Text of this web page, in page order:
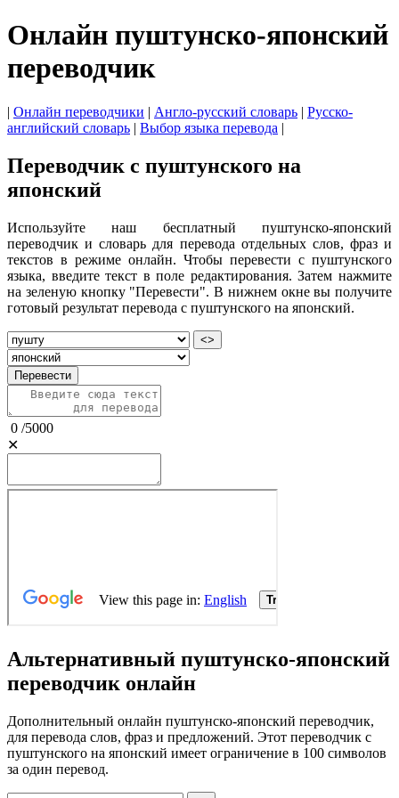
Онлайн пуштунско-японский
переводчик
| Онлайн переводчики | Англо-русский словарь | Русско-
английский словарь | Выбор языка перевода |
Переводчик с пуштунского на
японский
Используйте наш бесплатный пуштунско-японский
переводчик и словарь для перевода отдельных слов, фраз и
текстов в режиме онлайн. Чтобы перевести с пуштунского
языка, введите текст в поле редактирования. Затем нажмите
на зеленую кнопку "Перевести". В нижнем окне вы получите
готовый результат перевода с пуштунского на японский.
<>
Перевести
0 /5000
✕
Альтернативный пуштунско-японский
переводчик онлайн
Дополнительный онлайн пуштунско-японский переводчик,
для перевода слов, фраз и предложений. Этот переводчик с
пуштунского на японский имеет ограничение в 100 символов
за один перевод.